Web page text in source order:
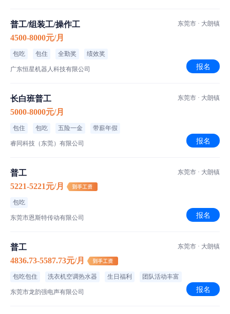
普工/组装工/操作工
4500-8000元/月
包吃 包住 全勤奖 绩效奖
广东恒星机器人科技有限公司
东莞市 · 大朗镇
报名
长白班普工
5000-8000元/月
包住 包吃 五险一金 带薪年假
睿同科技（东莞）有限公司
东莞市 · 大朗镇
报名
普工
5221-5221元/月
包吃
东莞市恩斯特传动有限公司
东莞市 · 大朗镇
报名
普工
4836.73-5587.73元/月
包吃包住 洗衣机空调热水器 生日福利 团队活动丰富
东莞市龙韵强电声有限公司
东莞市 · 大朗镇
报名